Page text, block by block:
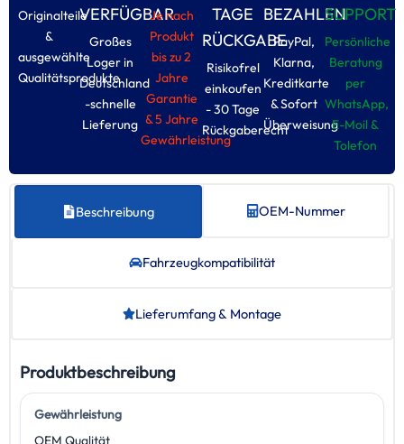
Originalteile
&
ausgewählte
Qualitätsprodukte
VERFÜGBAR
Großes
Loger in
Deutschland
-schnelle
Lieferung
Je nach
Produkt
bis zu 2
Jahre
Garantie
& 5 Jahre
Gewährleistung
TAGE
RÜCKGABE
Risikofrel
einkoufen
- 30 Tage
Rückgaberecht
BEZAHLEN
PayPal,
Klarna,
Kreditkarte
& Sofort
Überweisung
SUPPORT
Persönliche
Beratung
per
WhatsApp,
E-Moil &
Tolefon
Beschreibung OEM-Nummer
Fahrzeug­kompatibilität
Lieferumfang & Montage
Produktbeschreibung
Gewährleistung
OEM Qualität